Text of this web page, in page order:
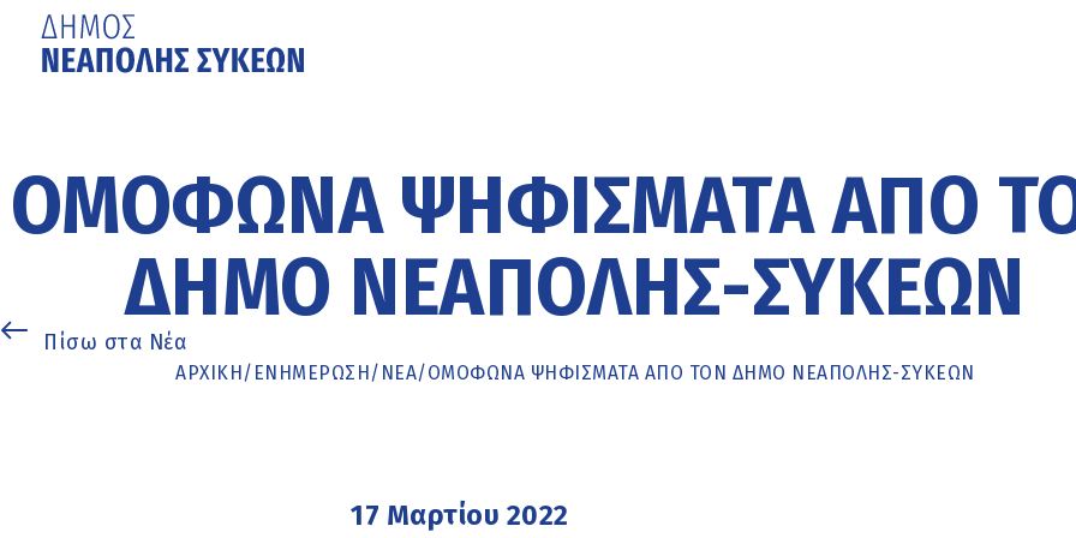
περιεχόμενο
ΟΜΌΦΩΝΑ ΨΗΦΊΣΜΑΤΑ ΑΠΌ
ΔΉΜΟ ΝΕΆΠΟΛΗΣ-ΣΥΚΕΏΝ
Πίσω στα Νέα
ΑΡΧΙΚΉ/ ΕΝΗΜΈΡΩΣΗ/ ΝΕΑ/ΟΜΌΦΩΝΑ ΨΗΦΊΣΜΑΤΑ ΑΠΌ ΤΟΝ ΔΉΜΟ ΝΕΆΠΟΛΗΣ-ΣΥΚΕΏΝ
17 Μαρτίου 2022